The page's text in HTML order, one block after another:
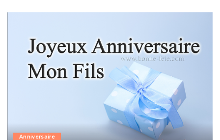
Anniversaire